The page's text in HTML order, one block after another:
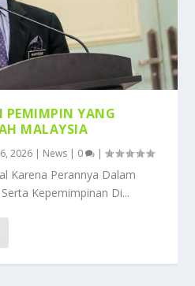
PEMIMPIN YANG
MALAYSIA
2026 | News | 0 |
Karena Perannya Dalam
Kepemimpinan Di...